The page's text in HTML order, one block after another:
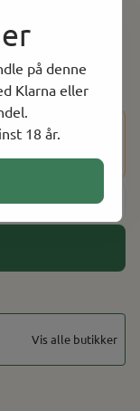
på denne
Klarna eller
18 år.
feil.
på 18 år. Etter at
alderen
bestillingen.
+
Vis alle butikker